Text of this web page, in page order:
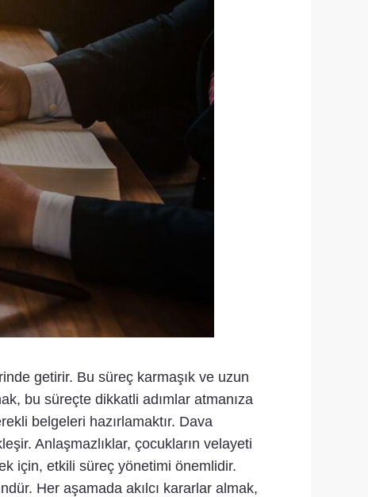
getirir. Bu süreç karmaşık ve uzun
bu süreçte dikkatli adımlar atmanıza
belgeleri hazırlamaktır. Dava
Anlaşmazlıklar, çocukların velayeti
için, etkili süreç yönetimi önemlidir.
Her aşamada akılcı kararlar almak,